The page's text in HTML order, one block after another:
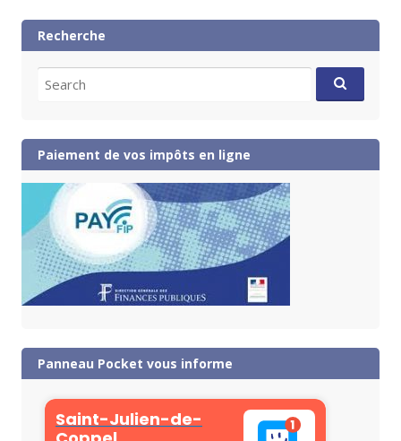
Recherche
for:
Paiement de vos impôts en ligne
Panneau Pocket vous informe